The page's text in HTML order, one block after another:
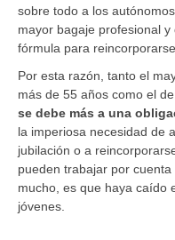
sobre todo a los
mayor bagaje profesional
fórmula para
Por esta razón, tanto el
más de 55 años como el
se debe más a una
la imperiosa necesidad de
jubilación o a
pueden trabajar por
mucho, es que haya caído
jóvenes.